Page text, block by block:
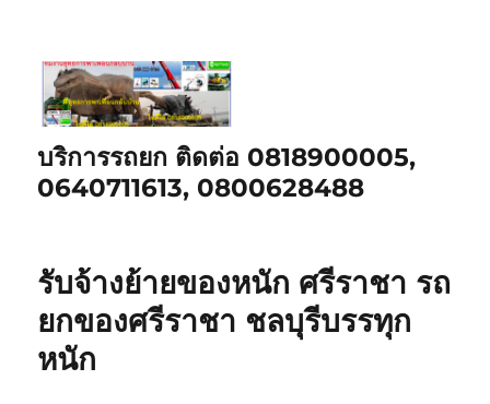
บริการรถยก ติดต่อ 0818900005,
0640711613, 0800628488
รับจ้างย้ายของหนัก ศรีราชา รถ
ยกของศรีราชา ชลบุรีบรรทุก
หนัก